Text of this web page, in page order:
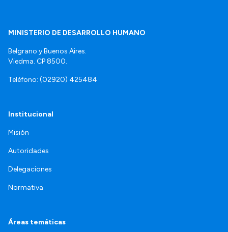
MINISTERIO DE DESARROLLO HUMANO
Belgrano y Buenos Aires.
Viedma. CP 8500.
Teléfono: (02920) 425484
Institucional
Misión
Autoridades
Delegaciones
Normativa
Áreas temáticas